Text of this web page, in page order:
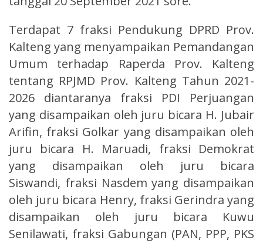
Terdapat 7 fraksi Pendukung DPRD Prov.
Kalteng yang menyampaikan Pemandangan
Umum terhadap Raperda Prov. Kalteng
tentang RPJMD Prov. Kalteng Tahun 2021-
2026 diantaranya fraksi PDI Perjuangan
yang disampaikan oleh juru bicara H. Jubair
Arifin, fraksi Golkar yang disampaikan oleh
juru bicara H. Maruadi, fraksi Demokrat
yang disampaikan oleh juru bicara
Siswandi, fraksi Nasdem yang disampaikan
oleh juru bicara Henry, fraksi Gerindra yang
disampaikan oleh juru bicara Kuwu
Senilawati, fraksi Gabungan (PAN, PPP, PKS